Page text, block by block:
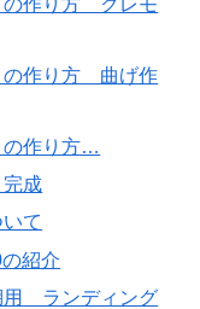
の作り方 曲げ作
の作り方…
成
て
紹介
用 ランディング